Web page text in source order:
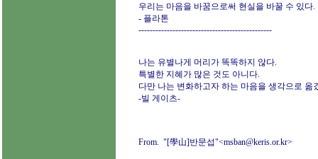
우리는 마음을 바꿈으로써 현실을 바꿀 수 있다.
- 플라톤
-----------------------------------------------
나는 유별나게 머리가 똑똑하지 않다.
특별한 지혜가 많은 것도 아니다.
다만 나는 변화하고자 하는 마음을 생각으로 옮
-빌 게이츠-
From. "[學山]반문섭"<msban@keris.or.kr>